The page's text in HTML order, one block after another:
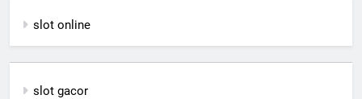
slot online
slot gacor